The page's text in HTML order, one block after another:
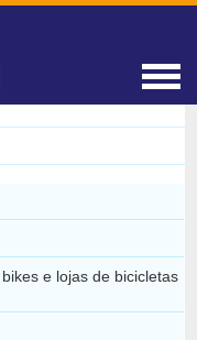
e lojas de bicicletas